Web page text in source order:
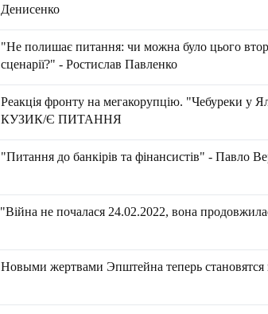
Денисенко
"Не полишає питання: чи можна було цього
сценарії?" - Ростислав Павленко
Реакція фронту на мегакорупцію. "Чебуреки у
КУЗИК/Є ПИТАННЯ
"Питання до банкірів та фінансистів" - Павло
"Війна не почалася 24.02.2022, вона
Новыми жертвами Эпштейна теперь